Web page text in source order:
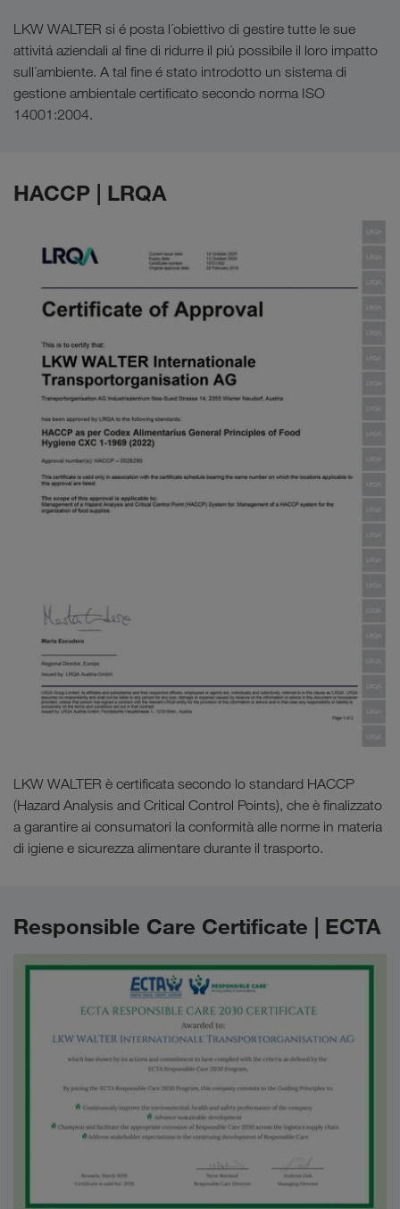
LKW WALTER si é posta l´obiettivo di gestire tutte le sue
attivitá aziendali al fine di ridurre il piú possibile il loro impatto
sull´ambiente. A tal fine é stato introdotto un sistema di
gestione ambientale certificato secondo norma ISO
14001:2004.
HACCP | LRQA
LKW WALTER è certificata secondo lo standard HACCP
(Hazard Analysis and Critical Control Points), che è finalizzato
a garantire ai consumatori la conformità alle norme in materia
di igiene e sicurezza alimentare durante il trasporto.
Responsible Care Certificate | ECTA